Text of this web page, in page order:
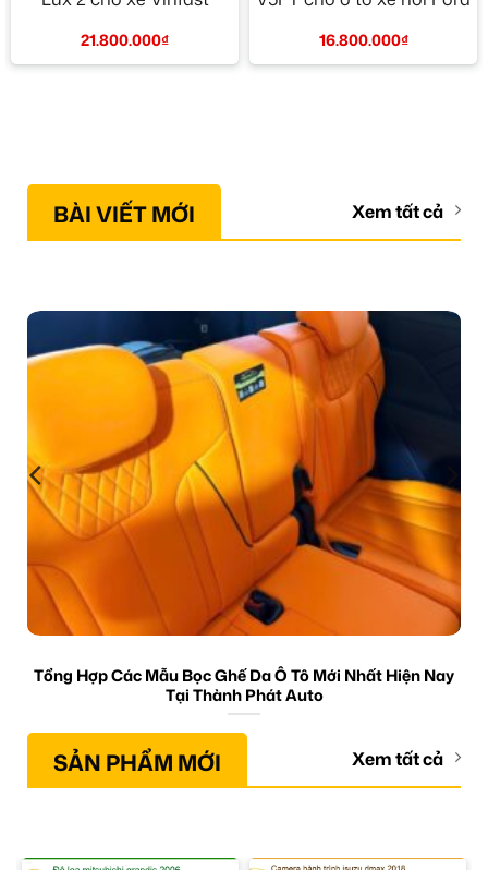
21.800.000₫ 16.800.000₫
BÀI VIẾT MỚI Xem tất cả
Tổng Hợp Các Mẫu Bọc Ghế Da Ô Tô Mới Nhất Hiện Nay
Tại Thành Phát Auto
SẢN PHẨM MỚI Xem tất cả